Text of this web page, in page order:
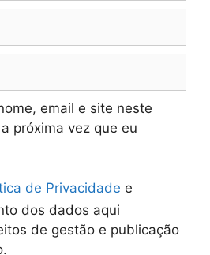
email e site neste
próxima vez que eu
de Privacidade e
dos dados aqui
de gestão e publicação